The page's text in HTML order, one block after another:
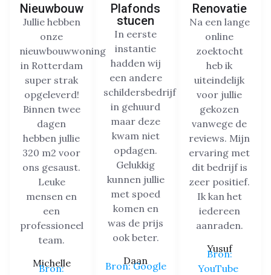
Nieuwbouw
Jullie hebben
onze
nieuwbouwwoning
in Rotterdam
super strak
opgeleverd!
Binnen twee
dagen
hebben jullie
320 m2 voor
ons gesaust.
Leuke
mensen en
een
professioneel
team.
Michelle
Bron:
Plafonds
stucen
In eerste
instantie
hadden wij
een andere
schildersbedrijf
in gehuurd
maar deze
kwam niet
opdagen.
Gelukkig
kunnen jullie
met spoed
komen en
was de prijs
ook beter.
Daan
Bron: Google
Renovatie
Na een lange
online
zoektocht
heb ik
uiteindelijk
voor jullie
gekozen
vanwege de
reviews. Mijn
ervaring met
dit bedrijf is
zeer positief.
Ik kan het
iedereen
aanraden.
Yusuf
Bron:
YouTube